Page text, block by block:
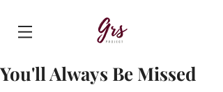
You'll Always Be Missed